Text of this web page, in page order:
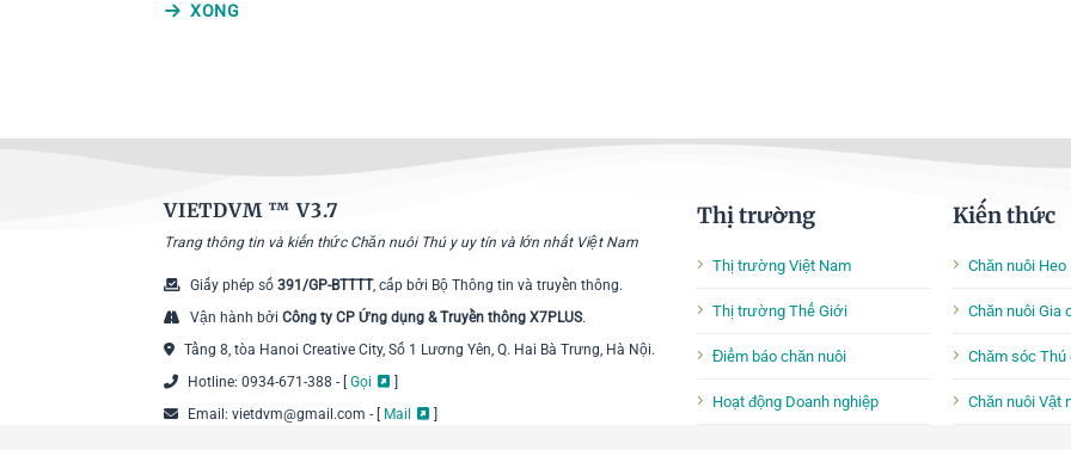
XONG
VIETDVM ™V3.7
Trang thông tin và kiến thức Chăn nuôi Thú y uy tín và lớn nhất Việt Nam
Giấy phép số 391/GP-BTTTT, cấp bởi Bộ Thông tin và truyền thông.
Vận hành bởi Công ty CP Ứng dụng & Truyền thông X7PLUS.
Tầng 8, tòa Hanoi Creative City, Số 1 Lương Yên, Q. Hai Bà Trưng, Hà Nội.
Hotline: 0934-671-388 - [ Gọi
Email: vietdvm@gmail.com - [
Mail
Thị trường
Thị trường Việt Nam
Thị trường Thế Giới
Điểm báo chăn nuôi
Hoạt động Doanh nghiệp
Kiến thức
Chăn nuôi Heo
Chăn nuôi Gia
Chăm sóc
Chăn nuôi Vật